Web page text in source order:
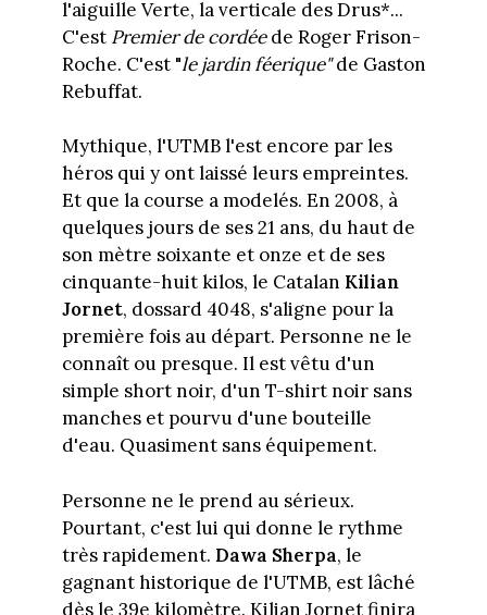
l'aiguille Verte, la verticale des Drus*...
C'est Premier de cordéede Roger Frison-
Roche. C'est "le jardin féerique"de Gaston
Rebuffat.
Mythique, l'UTMB l'est encore par les
héros qui y ont laissé leurs empreintes.
Et que la course a modelés. En 2008, à
quelques jours de ses 21 ans, du haut de
son mètre soixante et onze et de ses
cinquante-huit kilos, le Catalan Kilian
Jornet, dossard 4048, s'aligne pour la
première fois au départ. Personne ne le
connaît ou presque. Il est vêtu d'un
simple short noir, d'un T-shirt noir sans
manches et pourvu d'une bouteille
d'eau. Quasiment sans équipement.
Personne ne le prend au sérieux.
Pourtant, c'est lui qui donne le rythme
très rapidement. Dawa Sherpa, le
gagnant historique de l'UTMB, est lâché
dès le 39e kilomètre. Kilian Jornet finira